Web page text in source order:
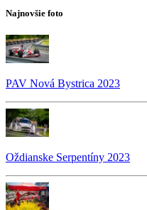
Najnovšie foto
PAV Nová Bystrica 2023
Oždianske Serpentíny 2023